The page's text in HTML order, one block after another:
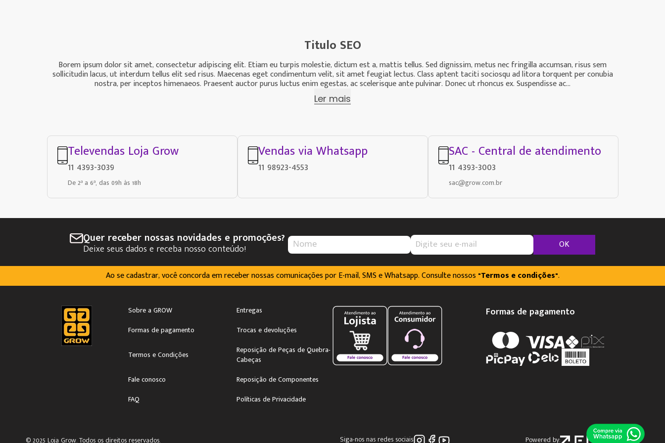
Titulo SEO
Borem ipsum dolor sit amet, consectetur adipiscing elit. Etiam eu turpis molestie, dictum est a, mattis tellus. Sed dignissim, metus nec fringilla accumsan, risus sem
sollicitudin lacus, ut interdum tellus elit sed risus. Maecenas eget condimentum velit, sit amet feugiat lectus. Class aptent taciti sociosqu ad litora torquent per conubia
nostra, per inceptos himenaeos. Praesent auctor purus luctus enim egestas, ac scelerisque ante pulvinar. Donec ut rhoncus ex. Suspendisse ac...
Ler mais
Televendas Loja Grow
11 4393-3039
De 2ª a 6ª, das 09h às 18h
Vendas via Whatsapp
11 98923-4553
SAC - Central de atendimento
11 4393-3003
sac@grow.com.br
Quer receber nossas novidades e promoções?
Deixe seus dados e receba nosso conteúdo! OK
Ao se cadastrar, você concorda em receber nossas comunicações por E-mail, SMS e Whatsapp. Consulte nossos "Termos e condições".
Sobre a GROW
Entregas
Formas de pagamento
Trocas e devoluções
Termos e Condições
Reposição de Peças de Quebra-
Cabeças
Fale conosco
Reposição de Componentes
FAQ
Políticas de Privacidade
Formas de pagamento
© 2025 Loja Grow. Todos os direitos reservados. Siga-nos nas redes sociais Powered by: